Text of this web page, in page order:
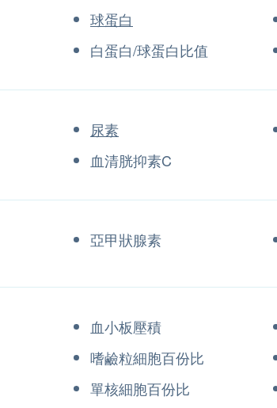
球蛋白
白蛋白/球蛋白比值
尿素
血清胱抑素C
亞甲狀腺素
血小板壓積
嗜鹼粒細胞百份比
單核細胞百份比